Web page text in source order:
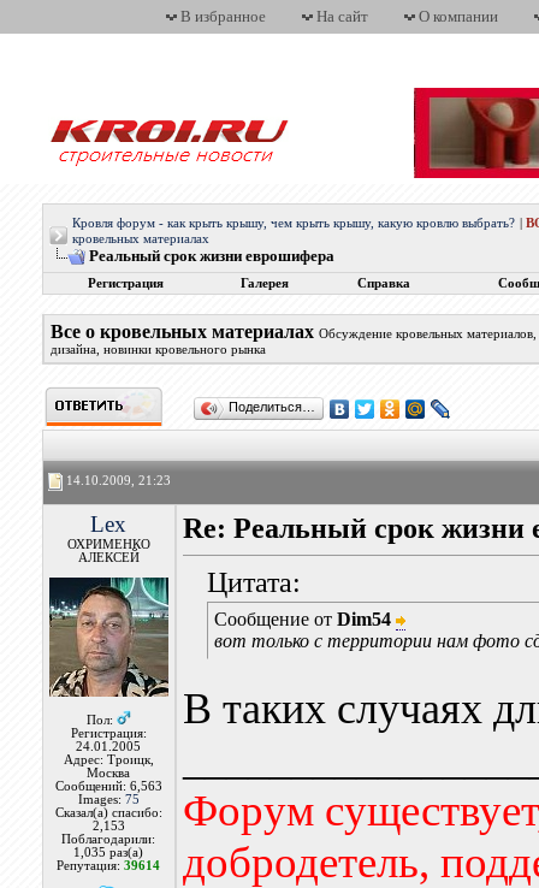
В избранное На сайт О компании
Кровля форум - как крыть крышу, чем крыть крышу, какую кровлю выбрать?
кровельных материалах
Реальный срок жизни еврошифера
Регистрация Галерея Справка
Все о кровельных материалах Обсуждение кровельных
дизайна, новинки кровельного рынка
Поделиться…
14.10.2009, 21:23
Lex
ОХРИМЕНКО
АЛЕКСЕЙ
Пол:
Регистрация:
24.01.2005
Адрес: Троицк,
Москва
Сообщений: 6,563
Images: 75
Сказал(а) спасибо:
2,153
Поблагодарили:
1,035 раз(а)
Репутация:39614
Re: Реальный срок жизни
Цитата:
Сообщение от Dim54
вот только с территории нам фото
В таких случаях
Форум
добродетель,